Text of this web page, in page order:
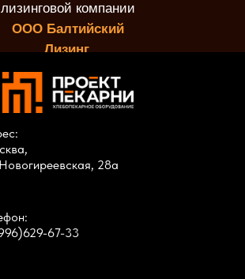
лизинговой компании
ООО Балтийский
Лизинг.
28а
67-33